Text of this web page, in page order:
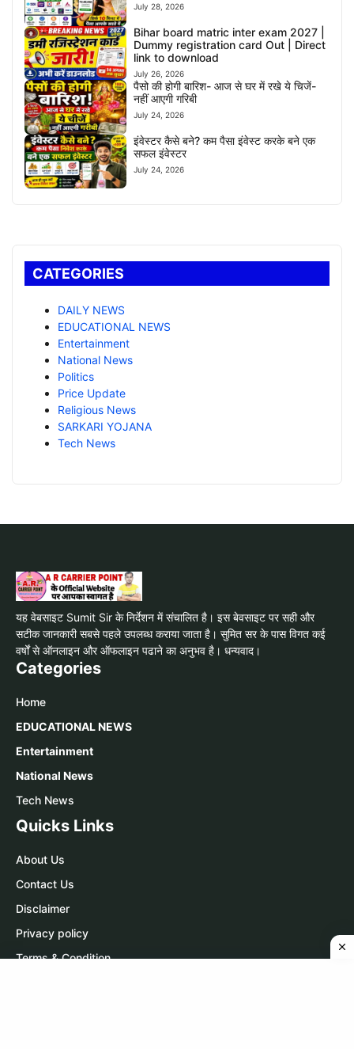
July 28, 2026
Bihar board matric inter exam 2027 |
Dummy registration card Out | Direct
link to download
July 26, 2026
पैसो की होगी बारिश- आज से घर में रखे ये चिजें-
नहीं आएगी गरिबी
July 24, 2026
इंवेस्टर कैसे बने? कम पैसा इंवेस्ट करके बने एक
सफल इंवेस्टर
July 24, 2026
CATEGORIES
DAILY NEWS
EDUCATIONAL NEWS
Entertainment
National News
Politics
Price Update
Religious News
SARKARI YOJANA
Tech News
यह वेबसाइट Sumit Sir के निर्देशन में संचालित है। इस बेवसाइट पर सही और
सटीक जानकारी सबसे पहले उपलब्ध कराया जाता है। सुमित सर के पास विगत कई
वर्षों से ऑनलाइन और ऑफलाइन पढाने का अनुभव है। धन्यवाद।
Categories
Home
EDUCATIONAL NEWS
Entertainment
National News
Tech News
Quicks Links
About Us
Contact Us
Disclaimer
Privacy policy
Terms & Condition